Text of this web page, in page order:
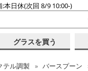
:本日休(次回 8/9 10:00-)
グラスを買う
テル調製 バースプーン